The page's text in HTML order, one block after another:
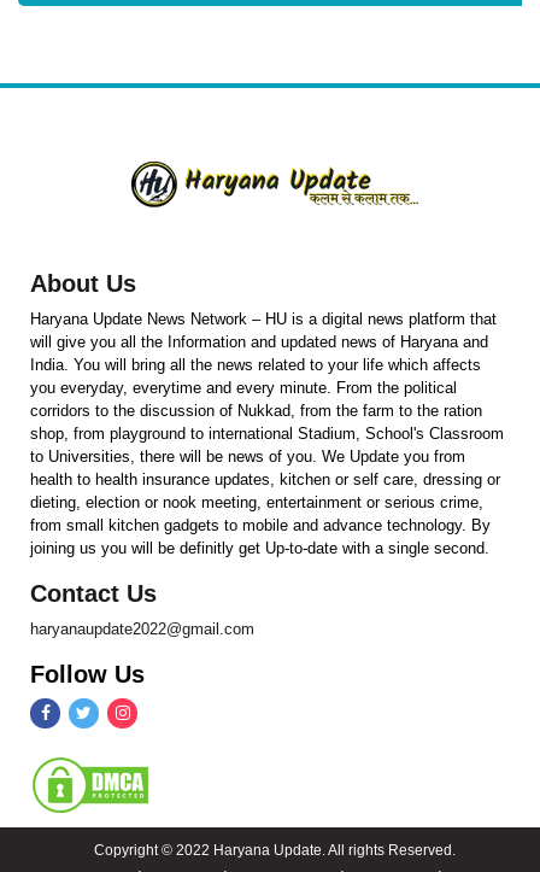
About Us
Haryana Update News Network – HU is a digital news platform that
will give you all the Information and updated news of Haryana and
India. You will bring all the news related to your life which affects
you everyday, everytime and every minute. From the political
corridors to the discussion of Nukkad, from the farm to the ration
shop, from playground to international Stadium, School's Classroom
to Universities, there will be news of you. We Update you from
health to health insurance updates, kitchen or self care, dressing or
dieting, election or nook meeting, entertainment or serious crime,
from small kitchen gadgets to mobile and advance technology. By
joining us you will be definitly get Up-to-date with a single second.
Contact Us
haryanaupdate2022@gmail.com
Follow Us
Copyright © 2022 Haryana Update. All rights Reserved.